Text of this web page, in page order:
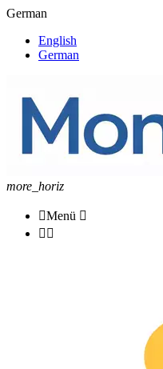
German
English
German
more_horiz
Menü 
 